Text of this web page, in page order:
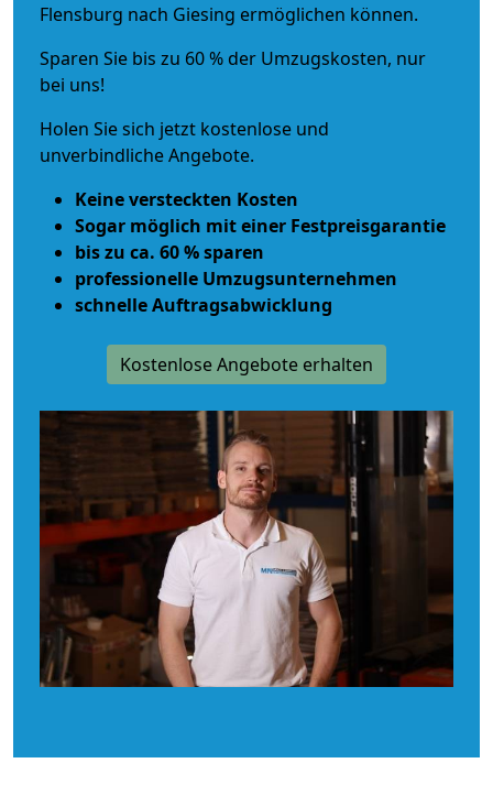
Flensburg nach Giesing ermöglichen können.
Sparen Sie bis zu 60 % der Umzugskosten, nur
bei uns!
Holen Sie sich jetzt kostenlose und
unverbindliche Angebote.
Keine versteckten Kosten
Sogar möglich mit einer Festpreisgarantie
bis zu ca. 60 % sparen
professionelle Umzugsunternehmen
schnelle Auftragsabwicklung
Kostenlose Angebote erhalten